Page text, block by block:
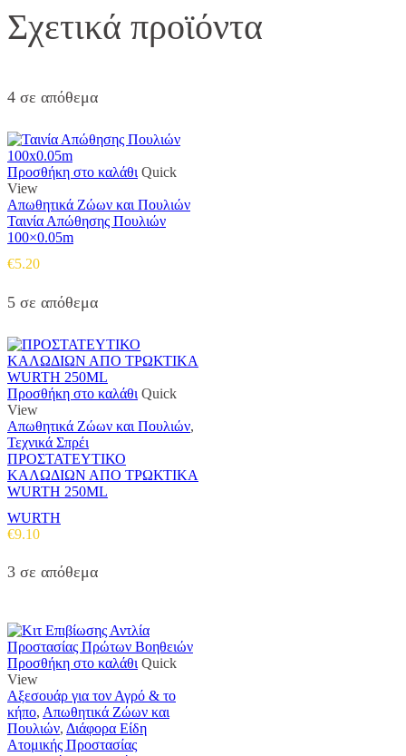
Σχετικά προϊόντα
4 σε απόθεμα
Προσθήκη στο καλάθι Quick
View
Απωθητικά Ζώων και Πουλιών
Ταινία Απώθησης Πουλιών
100×0.05m
€5.20
5 σε απόθεμα
Προσθήκη στο καλάθι Quick
View
Απωθητικά Ζώων και Πουλιών,
Τεχνικά Σπρέι
ΠΡΟΣΤΑΤΕΥΤΙΚΟ
ΚΑΛΩΔΙΩΝ ΑΠΟ ΤΡΩΚΤΙΚΑ
WURTH 250ML
WURTH
€9.10
3 σε απόθεμα
Προσθήκη στο καλάθι Quick
View
Αξεσουάρ για τον Αγρό & το
κήπο, Απωθητικά Ζώων και
Πουλιών, Διάφορα Είδη
Ατομικής Προστασίας